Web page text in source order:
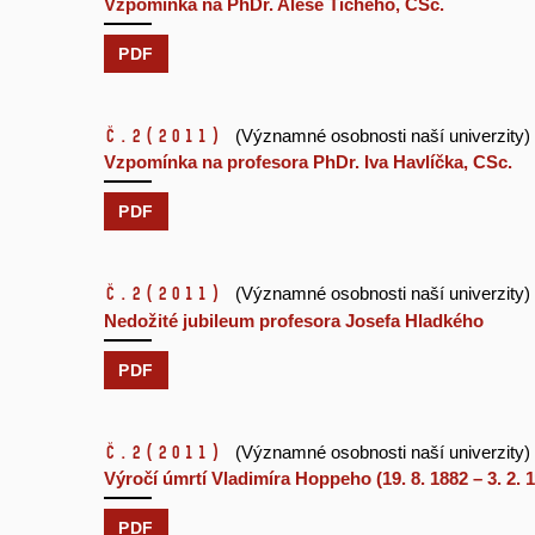
PDF
č.2 (2011)
(Významné osobnosti naší univerzity)
Vzpomínka na profesora PhDr. Iva Havlíčka, CSc.
PDF
č.2 (2011)
(Významné osobnosti naší univerzity)
Nedožité jubileum profesora Josefa Hladkého
PDF
č.2 (2011)
(Významné osobnosti naší univerzity)
Výročí úmrtí Vladimíra Hoppeho (19. 8. 1882 – 3. 2.
PDF